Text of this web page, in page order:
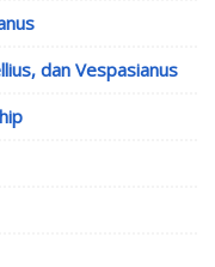
dan Vespasianus